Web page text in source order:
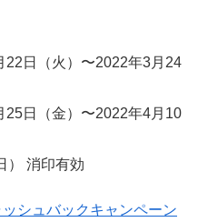
22日（火）〜2022年3月24
25日（金）〜2022年4月10
） 消印有効
シュバックキャンペーン